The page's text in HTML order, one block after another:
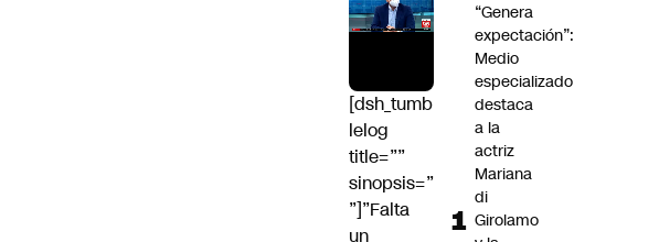
[dsh_tumb
lelog
title=””
sinopsis=”
”]”Falta
un
“Genera
expectación”:
Medio
especializado
destaca
a la
actriz
Mariana
di
Girolamo